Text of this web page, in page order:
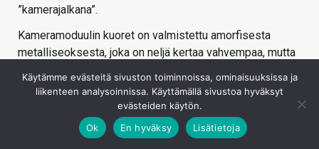
”kamerajalkana”.
Kameramoduulin kuoret on valmistettu amorfisesta
metalliseoksesta, joka on neljä kertaa vahvempaa, mutta
molemmilta puolin metallisilla saranoilla puhelimen
metallirunkoon ja sitä liikuttaa tarkoitukseen suunniteltu
askelmoottori, jonka yhteydessä sijaitseva vaihteisto
sisältää 13 ratasta. Kameraan kulkee kaksi millimetriä
Käytämme evästeitä sivuston toiminnoissa, ominaisuuksissa ja
liikenteen analysoinnissa. Käyttämällä sivustoa hyväksyt
evästeiden käytön.
Ok
En hyväksy Lisätietoja